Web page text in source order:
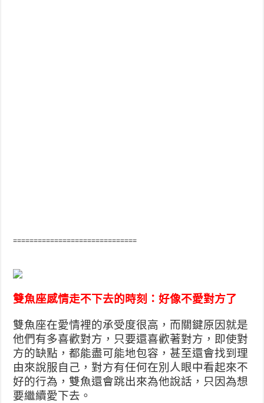
==============================
雙魚座感情走不下去的時刻：好像不愛對方了
雙魚座在愛情裡的承受度很高，而關鍵原因就是
他們有多喜歡對方，只要還喜歡著對方，即使對
方的缺點，都能盡可能地包容，甚至還會找到理
由來說服自己，對方有任何在別人眼中看起來不
好的行為，雙魚還會跳出來為他說話，只因為想
要繼續愛下去。